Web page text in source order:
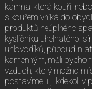
kamna, která kouří,
s kouřem vniká do
produktů neúplného
kysličníku uhelnatého,
uhlovodíků, přiboudlin
kamenným, měli
vzduch, který možno
postavíme-li ji kdekoli v